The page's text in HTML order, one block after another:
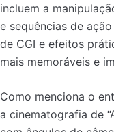
incluem a
e sequências de
de CGI e efeitos
mais memoráveis e
Como menciona o
a cinematografia de